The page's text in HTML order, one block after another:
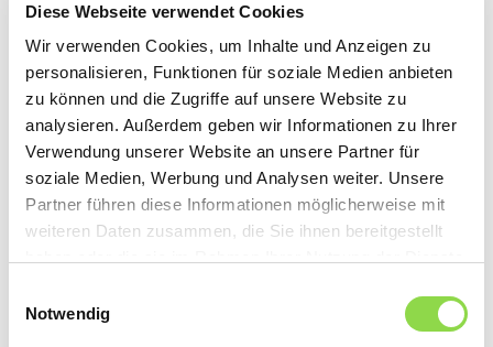
Diese Webseite verwendet Cookies
Wir verwenden Cookies, um Inhalte und Anzeigen zu
personalisieren, Funktionen für soziale Medien anbieten
zu können und die Zugriffe auf unsere Website zu
analysieren. Außerdem geben wir Informationen zu Ihrer
Verwendung unserer Website an unsere Partner für
soziale Medien, Werbung und Analysen weiter. Unsere
Partner führen diese Informationen möglicherweise mit
weiteren Daten zusammen, die Sie ihnen bereitgestellt
Notwendig
professionnel-le dans le domaine du solaire et de
l’efficience énergétique, tu joues un rôle essentiel en
faveur de la protection du climat. Pour accomplir des
performances de ce niveau, il importe de se reposer et se
ressourcer suffisamment ; raison pour laquelle, à côté du
travail, tu bénéficies de suffisamment de temps libre
pour recharger les batteries !